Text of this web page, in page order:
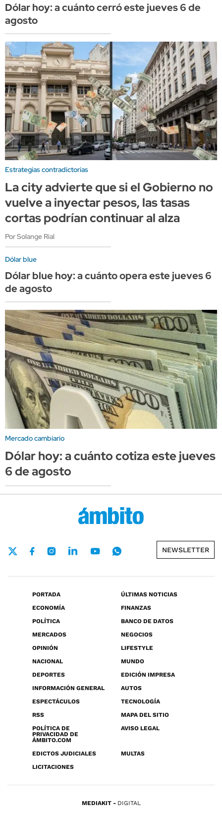
Dólar hoy: a cuánto cerró este jueves 6 de
agosto
Estrategias contradictorias
La city advierte que si el Gobierno no
vuelve a inyectar pesos, las tasas
cortas podrían continuar al alza
Por Solange Rial
Dólar blue
Dólar blue hoy: a cuánto opera este jueves 6
de agosto
Mercado cambiario
Dólar hoy: a cuánto cotiza este jueves
6 de agosto
NEWSLETTER
PORTADA
ÚLTIMAS NOTICIAS
ECONOMÍA
FINANZAS
POLÍTICA
BANCO DE DATOS
MERCADOS
NEGOCIOS
OPINIÓN
LIFESTYLE
NACIONAL
MUNDO
DEPORTES
EDICIÓN IMPRESA
INFORMACIÓN GENERAL
AUTOS
ESPECTÁCULOS
TECNOLOGÍA
RSS
MAPA DEL SITIO
POLÍTICA DE
PRIVACIDAD DE
ÁMBITO.COM
AVISO LEGAL
EDICTOS JUDICIALES
MULTAS
LICITACIONES
MEDIAKIT DIGITAL